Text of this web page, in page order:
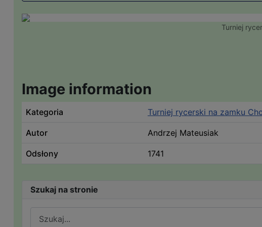
Turniej
Image information
Kategoria Turniej rycerski na zamku
Autor Andrzej Mateusiak
Odsłony 1741
Szukaj na stronie